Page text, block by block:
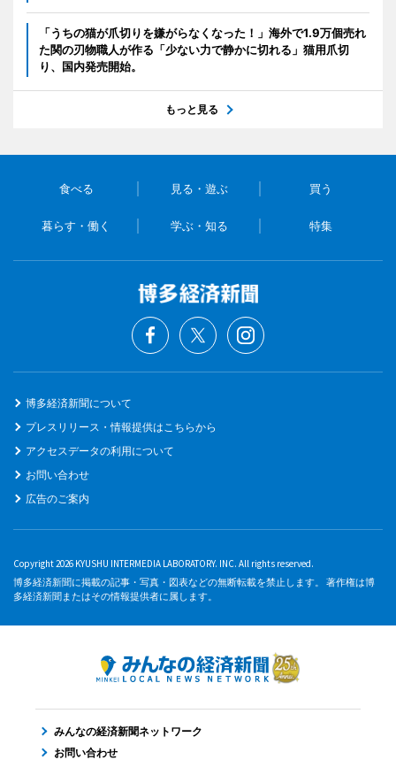
「うちの猫が爪切りを嫌がらなくなった！」海外で1.9万個売れ
た関の刃物職人が作る「少ない力で静かに切れる」猫用爪切
り、国内発売開始。
もっと見る
食べる 見る・遊ぶ 買う
暮らす・働く 学ぶ・知る 特集
博多経済新聞について
プレスリリース・情報提供はこちらから
アクセスデータの利用について
お問い合わせ
広告のご案内
Copyright 2026 KYUSHU INTERMEDIA LABORATORY. INC. All rights reserved.
博多経済新聞に掲載の記事・写真・図表などの無断転載を禁止します。 著作権は博
多経済新聞またはその情報提供者に属します。
みんなの経済新聞ネットワーク
お問い合わせ